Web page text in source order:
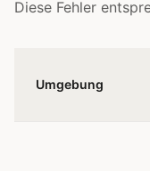
Diese Fehler
Umgebung